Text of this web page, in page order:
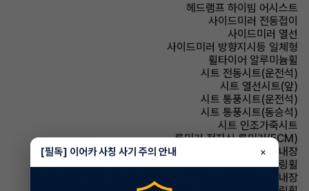
헤드램프 하이빔 어시스트
사이드미러 전동접이
사이드미러 열선
사이드미러 방향지시등 일체형
휠타이어 알루미늄휠
시트 전동시트(운전석)
시트 열선시트(앞)
시트 통풍시트(운전석)
시트 통풍시트(동승석)
시트 인조가죽시트
룸미러 전자식 룸미러(ECM)
룸미러 하이패스 내장
스티어링휠 가죽스티어링휠
스티어링휠 열선내장
[필독] 이어카 사칭 사기 주의 안내 ×